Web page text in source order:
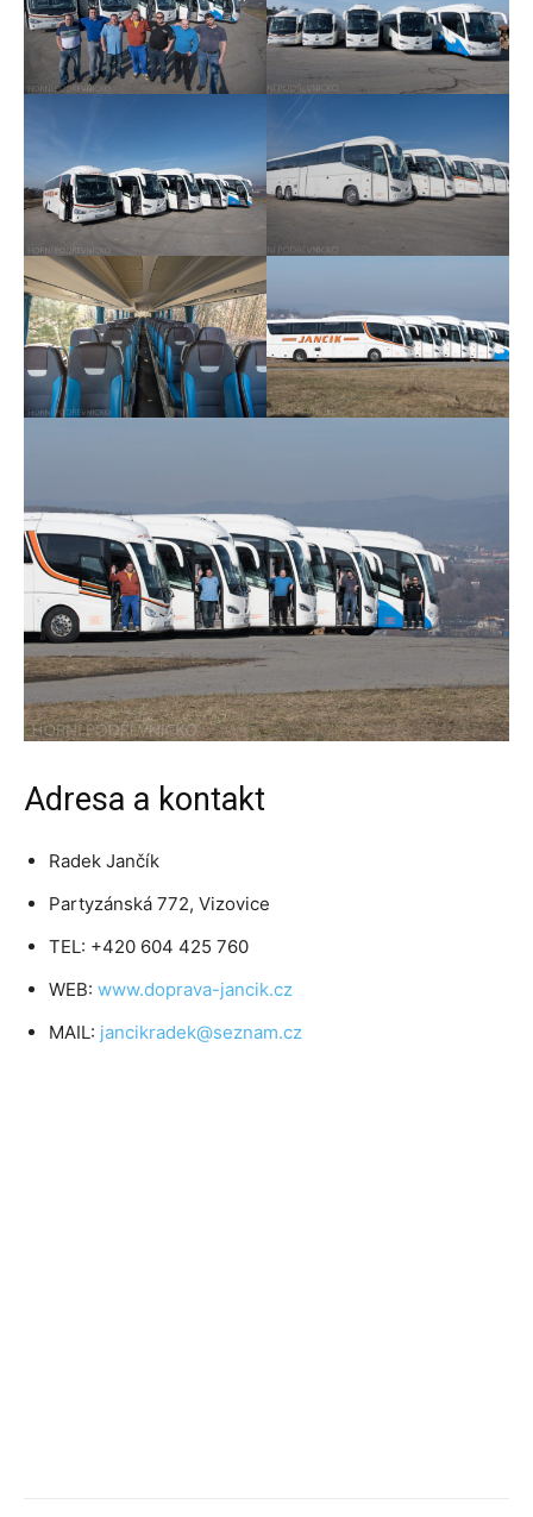
Adresa a kontakt
Radek Jančík
Partyzánská 772, Vizovice
TEL: +420 604 425 760
WEB: www.doprava-jancik.cz
MAIL: jancikradek@seznam.cz